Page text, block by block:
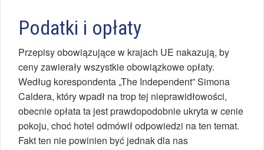
Podatki i opłaty
Przepisy obowiązujące w krajach UE nakazują, by
ceny zawierały wszystkie obowiązkowe opłaty.
Według korespondenta „The Independent” Simona
Caldera, który wpadł na trop tej nieprawidłowości,
obecnie opłata ta jest prawdopodobnie ukryta w cenie
pokoju, choć hotel odmówił odpowiedzi na ten temat.
Fakt ten nie powinien być jednak dla nas